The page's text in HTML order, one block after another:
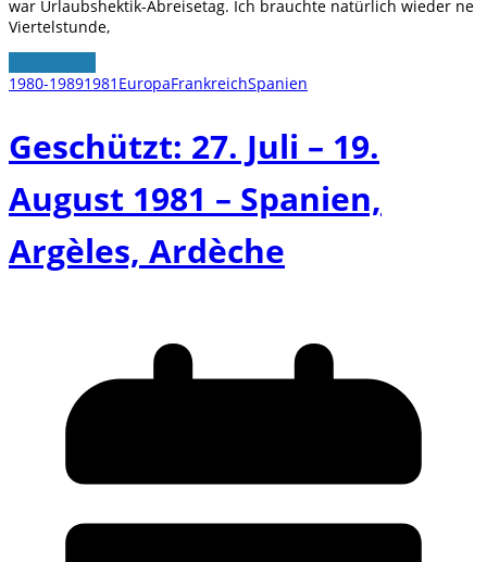
war Urlaubshektik-Abreisetag. Ich brauchte natürlich wieder ne
Viertelstunde,
1980-19891981 EuropaFrankreichSpanien
Geschützt: 27. Juli – 19.
August 1981 – Spanien,
Argèles, Ardèche